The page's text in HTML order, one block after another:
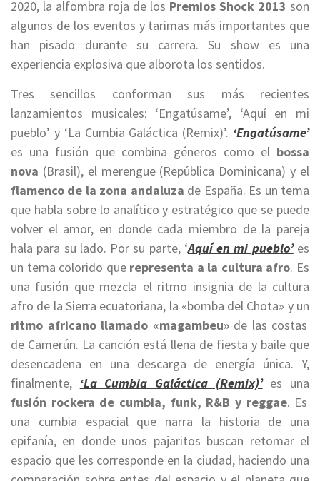
2020, la alfombra roja de los Premios Shock 2013 son
algunos de los eventos y tarimas más importantes que
han pisado durante su carrera. Su show es una
experiencia explosiva que alborota los sentidos.
Tres sencillos conforman sus más recientes
lanzamientos musicales: ‘Engatúsame’, ‘Aquí en mi
pueblo’ y ‘La Cumbia Galáctica (Remix)’. ‘Engatúsame’
es una fusión que combina géneros como el bossa
nova (Brasil), el merengue (República Dominicana) y el
flamenco de la zona andaluza de España. Es un tema
que habla sobre lo analítico y estratégico que se puede
volver el amor, en donde cada miembro de la pareja
hala para su lado. Por su parte, ‘Aquí en mi pueblo’es
un tema colorido que representa a la cultura afro. Es
una fusión que mezcla el ritmo insignia de la cultura
afro de la Sierra ecuatoriana, la «bomba del Chota» y un
ritmo africano llamado «magambeu»de las costas
de Camerún. La canción está llena de fiesta y baile que
desencadena en una descarga de energía única. Y,
finalmente, ‘La Cumbia Galáctica (Remix)’es una
fusión rockera de cumbia, funk, R&B y reggae. Es
una cumbia espacial que narra la historia de una
epifanía, en donde unos pajaritos buscan retomar el
espacio que les corresponde en la ciudad, haciendo una